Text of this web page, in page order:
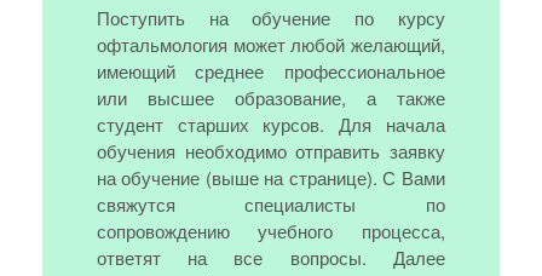
Поступить на обучение по курсу
офтальмология может любой желающий,
имеющий среднее профессиональное
или высшее образование, а также
студент старших курсов. Для начала
обучения необходимо отправить заявку
на обучение (выше на странице). С Вами
свяжутся специалисты по
сопровождению учебного процесса,
ответят на все вопросы. Далее